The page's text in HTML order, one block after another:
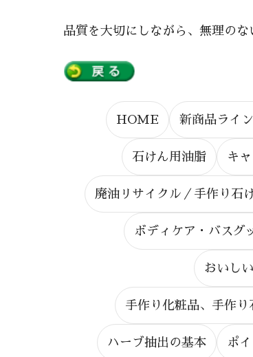
品質を大切にしながら、無理の
HOME 新商品ライ
石けん用油脂 キ
廃油リサイクル／手作り石
ボディケア・バスグ
おいし
手作り化粧品、手作
ハーブ抽出の基本 ポ